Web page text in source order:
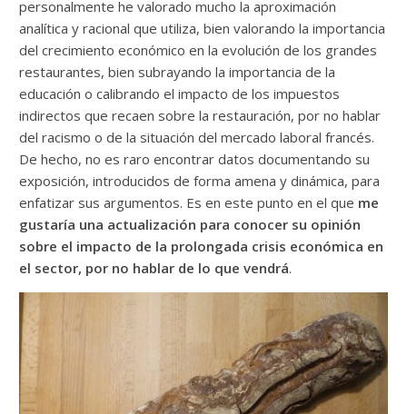
personalmente he valorado mucho la aproximación
analítica y racional que utiliza, bien valorando la importancia
del crecimiento económico en la evolución de los grandes
restaurantes, bien subrayando la importancia de la
educación o calibrando el impacto de los impuestos
indirectos que recaen sobre la restauración, por no hablar
del racismo o de la situación del mercado laboral francés.
De hecho, no es raro encontrar datos documentando su
exposición, introducidos de forma amena y dinámica, para
enfatizar sus argumentos. Es en este punto en el que me
gustaría una actualización para conocer su opinión
sobre el impacto de la prolongada crisis económica en
el sector, por no hablar de lo que vendrá.